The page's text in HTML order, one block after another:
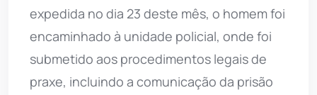
expedida no dia 23 deste mês, o homem foi
encaminhado à unidade policial, onde foi
submetido aos procedimentos legais de
praxe, incluindo a comunicação da prisão